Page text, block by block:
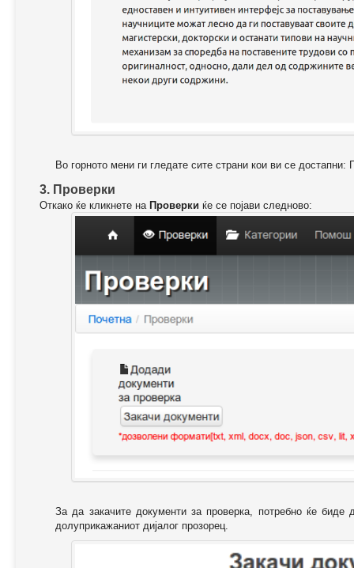
Во горното мени ги гледате сите страни кои ви се
3. Проверки
Откако ќе кликнете на Проверки ќе се појави следново:
За да закачите документи за проверка, потребно ќе биде
долуприкажаниот дијалог прозорец.